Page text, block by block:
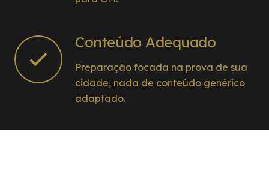
Conteúdo Adequado
Preparação focada na prova de sua
cidade, nada de conteúdo genérico
adaptado.